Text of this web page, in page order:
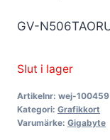
GV-
Slut i lager
Artikelnr: wej-100459
Kategori: Grafikkort
Varumärke: Gigabyte